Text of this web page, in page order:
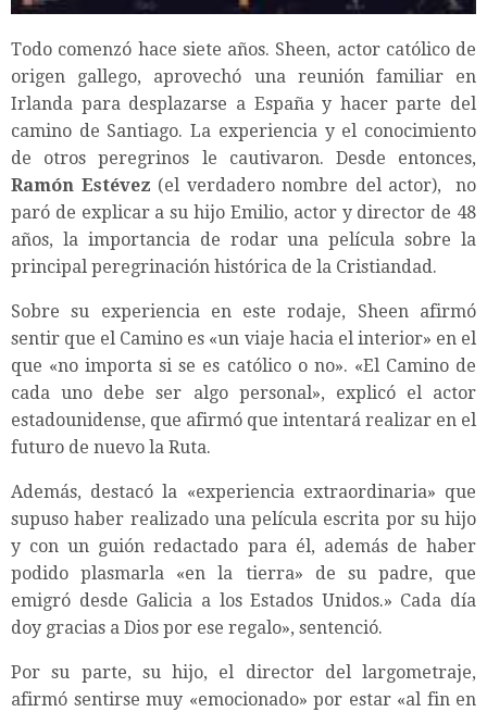
Todo comenzó hace siete años. Sheen, actor católico de
origen gallego, aprovechó una reunión familiar en
Irlanda para desplazarse a España y hacer parte del
camino de Santiago. La experiencia y el conocimiento
de otros peregrinos le cautivaron. Desde entonces,
Ramón Estévez (el verdadero nombre del actor), no
paró de explicar a su hijo Emilio, actor y director de 48
años, la importancia de rodar una película sobre la
principal peregrinación histórica de la Cristiandad.
Sobre su experiencia en este rodaje, Sheen afirmó
sentir que el Camino es «un viaje hacia el interior» en el
que «no importa si se es católico o no». «El Camino de
cada uno debe ser algo personal», explicó el actor
estadounidense, que afirmó que intentará realizar en el
futuro de nuevo la Ruta.
Además, destacó la «experiencia extraordinaria» que
supuso haber realizado una película escrita por su hijo
y con un guión redactado para él, además de haber
podido plasmarla «en la tierra» de su padre, que
emigró desde Galicia a los Estados Unidos.» Cada día
doy gracias a Dios por ese regalo», sentenció.
Por su parte, su hijo, el director del largometraje,
afirmó sentirse muy «emocionado» por estar «al fin en